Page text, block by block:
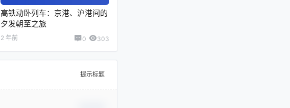
高铁动卧列车：京港、沪港间的
夕发朝至之旅
2 年前 0 303
提示标题